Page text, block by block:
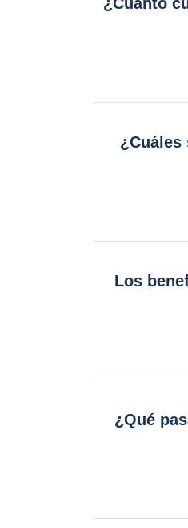
Los
¿Qué